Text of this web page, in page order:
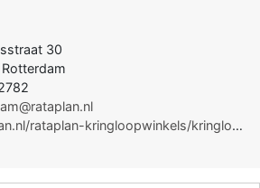
30
https://rataplan.nl/rataplan-kringloopwinkels/kringloopwinkel-rataplan-rotterdam/